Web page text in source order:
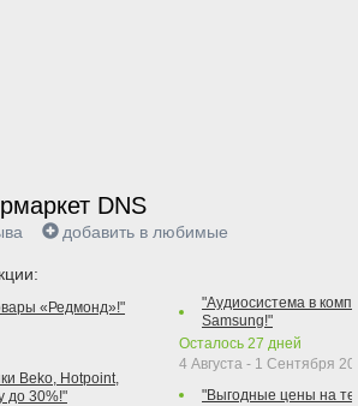
DNS
добавить в любимые
«Редмонд»!"
Beko, Hotpoint,
до 30%!"
"Аудиосистема в
Samsung!"
Осталось 27 дней
4 Августа - 1 Сентября
"Выгодные цены на